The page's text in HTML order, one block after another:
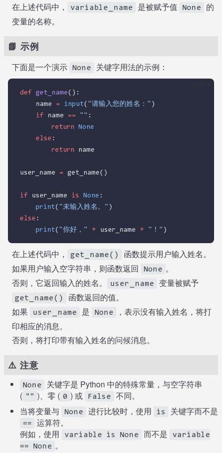
在上述代码中， variable_name 是被赋予值 None
的
变量的名称。
📘 示例
下面是一个演示 None 关键字用法的示例：
def get_name():
    name
= input( "请输入您的姓名：" )
if name == "" :
return None
else :
return name
user_name = get_name()
if user_name is None :
print( "未输入姓名。" )
else :
print( "你好，" + user_name + "！" )
在上述代码中， get_name()
函数提示用户输入姓名。
如果用户输入空字符串，则函数返回
None 。
否则，它返回输入的姓名。
user_name 变量被赋予
get_name()
函数返回的值。
如果
user_name 是 None
，表示没有输入姓名，将打
印相应的消息。
否则，将打印带有输入姓名的问候消息。
⚠️ 注意
None
关键字是 Python 中的特殊常量，与空字符串
( "" )、零 ( 0 ) 或 False
不同。
当将变量与
None 进行比较时，使用 is 关键字而不是
==
运算符。
例如，使用
variable is None 而不是
variable
== None 。